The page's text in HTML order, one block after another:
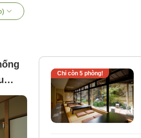
Chỉ còn 5phòng!